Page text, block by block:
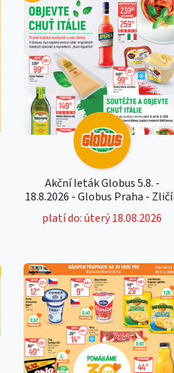
Akční leták Globus 5.8. -
18.8.2026 - Globus Praha -
platí do: úterý 18.08.2026